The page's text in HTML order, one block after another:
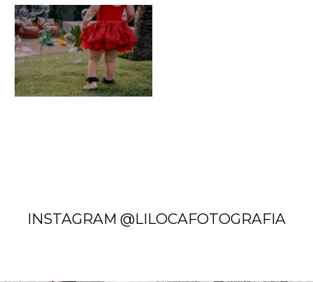
INSTAGRAM @LILOCAFOTOGRAFIA